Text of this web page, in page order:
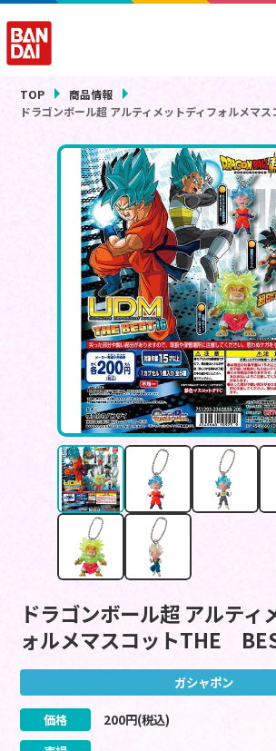
TOP
商品情報
ドラゴンボール超 アルティメットディフォルメマ
ドラゴンボール超 アルティ
ォルメマスコットTHE
ガシャポン
価格 200円(税込)